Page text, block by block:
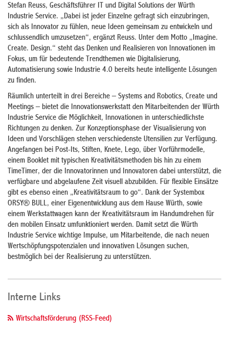
Stefan Reuss, Geschäftsführer IT und Digital Solutions der Würth
Industrie Service. „Dabei ist jeder Einzelne gefragt sich einzubringen,
sich als Innovator zu fühlen, neue Ideen gemeinsam zu entwickeln und
schlussendlich umzusetzen“, ergänzt Reuss. Unter dem Motto „Imagine.
Create. Design.“ steht das Denken und Realisieren von Innovationen im
Fokus, um für bedeutende Trendthemen wie Digitalisierung,
Automatisierung sowie Industrie 4.0 bereits heute intelligente Lösungen
zu finden.
Räumlich unterteilt in drei Bereiche – Systems and Robotics, Create und
Meetings – bietet die Innovationswerkstatt den Mitarbeitenden der Würth
Industrie Service die Möglichkeit, Innovationen in unterschiedlichste
Richtungen zu denken. Zur Konzeptionsphase der Visualisierung von
Ideen und Vorschlägen stehen verschiedenste Utensilien zur Verfügung.
Angefangen bei Post-Its, Stiften, Knete, Lego, über Vorführmodelle,
einem Booklet mit typischen Kreativitätsmethoden bis hin zu einem
TimeTimer, der die Innovatorinnen und Innovatoren dabei unterstützt, die
verfügbare und abgelaufene Zeit visuell abzubilden. Für flexible Einsätze
gibt es ebenso einen „Kreativitätsraum to go“. Dank der Systembox
ORSY® BULL, einer Eigenentwicklung aus dem Hause Würth, sowie
einem Werkstattwagen kann der Kreativitätsraum im Handumdrehen für
den mobilen Einsatz umfunktioniert werden. Damit setzt die Würth
Industrie Service wichtige Impulse, um Mitarbeitende, die nach neuen
Wertschöpfungspotenzialen und innovativen Lösungen suchen,
bestmöglich bei der Realisierung zu unterstützen.
Interne Links
Wirtschaftsförderung (RSS-Feed)